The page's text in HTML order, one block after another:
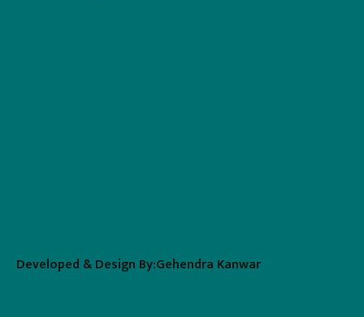
Developed & Design By:Gehendra Kanwar